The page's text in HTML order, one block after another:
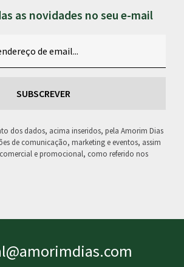
as novidades no seu e-mail
dos dados, acima inseridos, pela Amorim Dias
de comunicação, marketing e eventos, assim
e promocional, como referido nos